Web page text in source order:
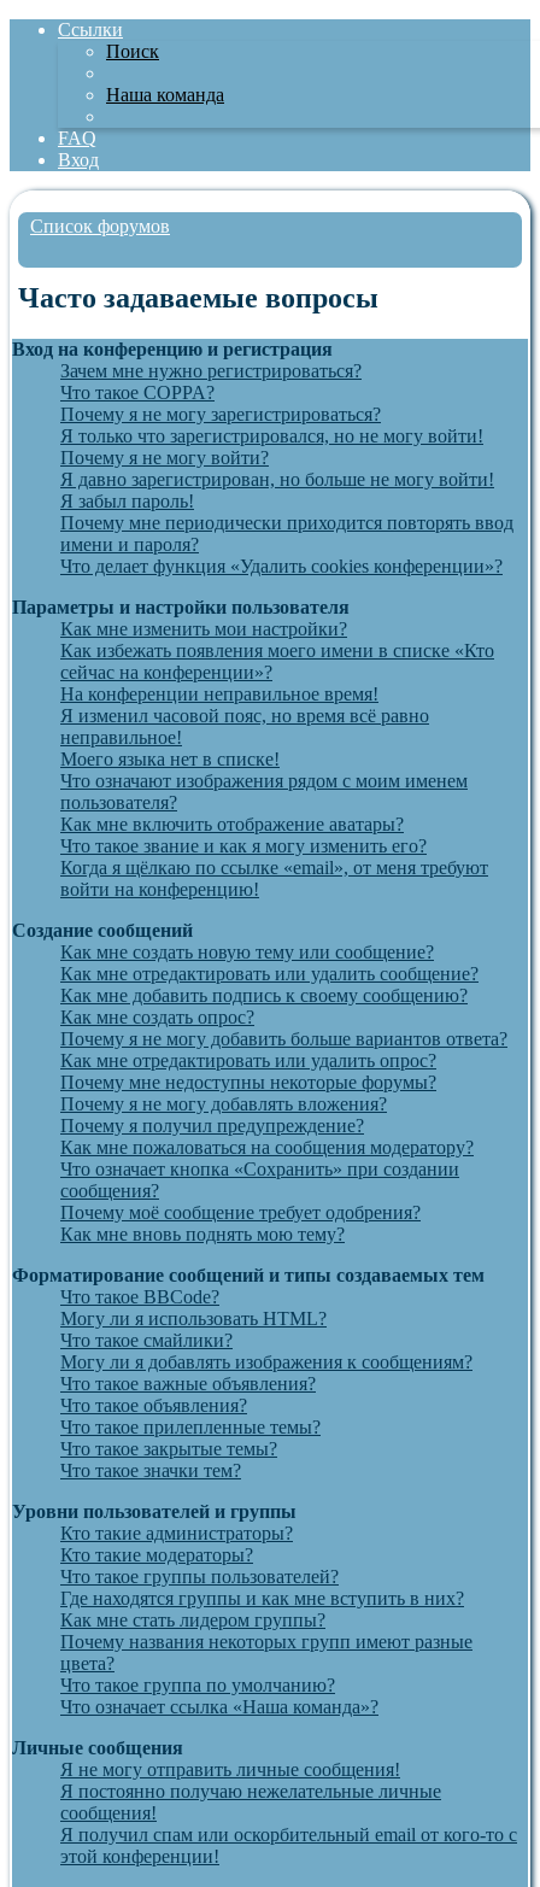
Ссылки
Поиск
Наша команда
FAQ
Вход
Список форумов
Часто задаваемые вопросы
Вход на конференцию и регистрация
Зачем мне нужно регистрироваться?
Что такое COPPA?
Почему я не могу зарегистрироваться?
Я только что зарегистрировался, но не могу войти!
Почему я не могу войти?
Я давно зарегистрирован, но больше не могу войти!
Я забыл пароль!
Почему мне периодически приходится повторять ввод
имени и пароля?
Что делает функция «Удалить cookies конференции»?
Параметры и настройки пользователя
Как мне изменить мои настройки?
Как избежать появления моего имени в списке «Кто
сейчас на конференции»?
На конференции неправильное время!
Я изменил часовой пояс, но время всё равно
неправильное!
Моего языка нет в списке!
Что означают изображения рядом с моим именем
пользователя?
Как мне включить отображение аватары?
Что такое звание и как я могу изменить его?
Когда я щёлкаю по ссылке «email», от меня требуют
войти на конференцию!
Создание сообщений
Как мне создать новую тему или сообщение?
Как мне отредактировать или удалить сообщение?
Как мне добавить подпись к своему сообщению?
Как мне создать опрос?
Почему я не могу добавить больше вариантов ответа?
Как мне отредактировать или удалить опрос?
Почему мне недоступны некоторые форумы?
Почему я не могу добавлять вложения?
Почему я получил предупреждение?
Как мне пожаловаться на сообщения модератору?
Что означает кнопка «Сохранить» при создании
сообщения?
Почему моё сообщение требует одобрения?
Как мне вновь поднять мою тему?
Форматирование сообщений и типы создаваемых тем
Что такое BBCode?
Могу ли я использовать HTML?
Что такое смайлики?
Могу ли я добавлять изображения к сообщениям?
Что такое важные объявления?
Что такое объявления?
Что такое прилепленные темы?
Что такое закрытые темы?
Что такое значки тем?
Уровни пользователей и группы
Кто такие администраторы?
Кто такие модераторы?
Что такое группы пользователей?
Где находятся группы и как мне вступить в них?
Как мне стать лидером группы?
Почему названия некоторых групп имеют разные
цвета?
Что такое группа по умолчанию?
Что означает ссылка «Наша команда»?
Личные сообщения
Я не могу отправить личные сообщения!
Я постоянно получаю нежелательные личные
сообщения!
Я получил спам или оскорбительный email от кого-то с
этой конференции!